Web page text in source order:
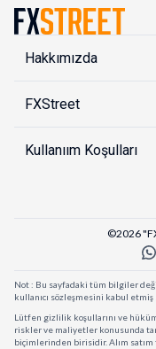
Hakkımızda
FXStreet
Kullanıım Koşulları
©2026
Not : Bu sayfadaki tüm bilgiler
kullanıcı sözleşmesini kabul etmiş
Lütfen gizlilik koşullarını ve
riskler ve maliyetler konusunda
biçimlerinden birisidir. Alım